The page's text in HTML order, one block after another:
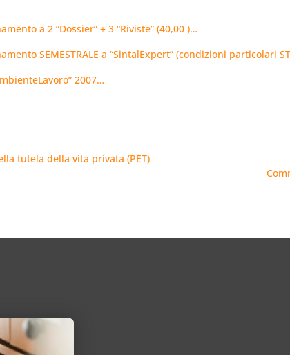
a 2 “Dossier” + 3 “Riviste” (40,00 )…
SEMESTRALE a “SintalExpert” (condizioni particolari
2007…
tutela della vita privata (PET)